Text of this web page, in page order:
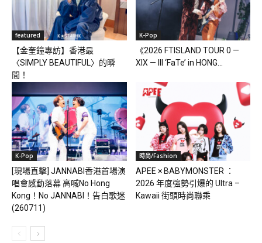
featured
【金奎鐘專訪】香港最
〈SIMPLY BEAUTIFUL〉的瞬
間！
K-Pop
《2026 FTISLAND TOUR 0 —
XIX — III ‘FaTe’ in HONG...
K-Pop
[現場直擊] JANNABI香港首場演
唱會感動落幕 高喊No Hong
Kong！No JANNABI！告白歌迷
(260711)
時尚/Fashion
APEE × BABYMONSTER ：
2026 年度強勢引爆的 Ultra –
Kawaii 街頭時尚聯乘